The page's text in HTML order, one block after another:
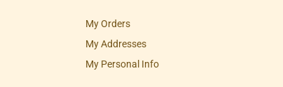
My Orders
My Addresses
My Personal Info